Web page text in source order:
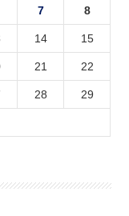
7 8
14 15
21 22
28 29